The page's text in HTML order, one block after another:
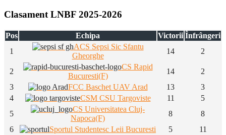
Clasament LNBF 2025-2026
Pos Echipa Victorii Înfrângeri
1
ACS Sepsi Sic Sfantu
Gheorghe
14 2
2
CS Rapid
Bucuresti(F)
14
2
3
FCC Baschet UAV Arad 13
3
4
CSM CSU Targoviste 11
5
5
CS Universitatea Cluj-
Napoca(F)
8
8
6
Sportul Studentesc Leii Bucuresti 5
11